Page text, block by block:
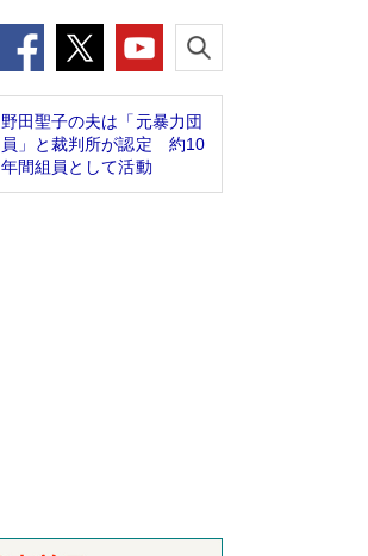
野田聖子の夫は「元暴力団
員」と裁判所が認定 約10
年間組員として活動